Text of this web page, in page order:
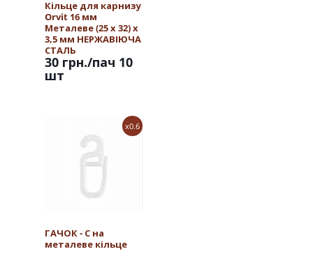
Кільце для карнизу
Orvit 16 мм
Металеве (25 х 32) х
3,5 мм НЕРЖАВІЮЧА
СТАЛЬ
30 грн./пач 10
шт
x0.6
ГАЧОК - С на
металеве кільце